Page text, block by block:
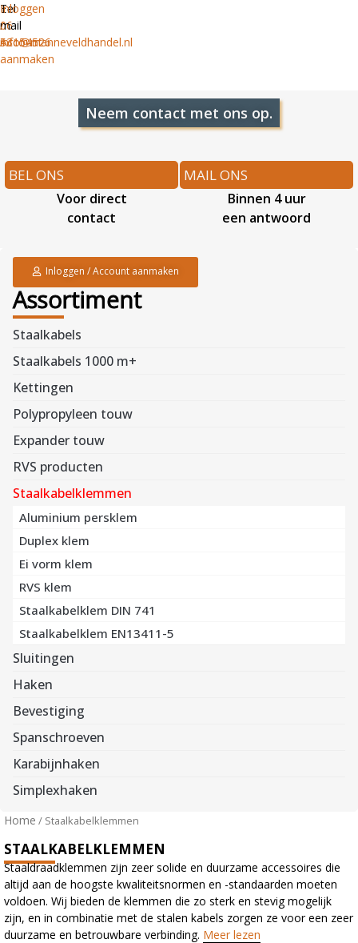
Tel
06
53154526
E-
mail
info@manneveldhandel.nl
Inloggen
/
Account
aanmaken
Neem contact met ons op.
BEL ONS
Voor direct
contact
MAIL ONS
Binnen 4 uur
een antwoord
Inloggen / Account aanmaken
Assortiment
Staalkabels
Staalkabels 1000 m+
Kettingen
Polypropyleen touw
Expander touw
RVS producten
Staalkabelklemmen
Aluminium persklem
Duplex klem
Ei vorm klem
RVS klem
Staalkabelklem DIN 741
Staalkabelklem EN13411-5
Sluitingen
Haken
Bevestiging
Spanschroeven
Karabijnhaken
Simplexhaken
Home / Staalkabelklemmen
STAALKABELKLEMMEN
Staaldraadklemmen zijn zeer solide en duurzame accessoires die
altijd aan de hoogste kwaliteitsnormen en -standaarden moeten
voldoen. Wij bieden de klemmen die zo sterk en stevig mogelijk
zijn, en in combinatie met de stalen kabels zorgen ze voor een zeer
duurzame en betrouwbare verbinding. Meer lezen